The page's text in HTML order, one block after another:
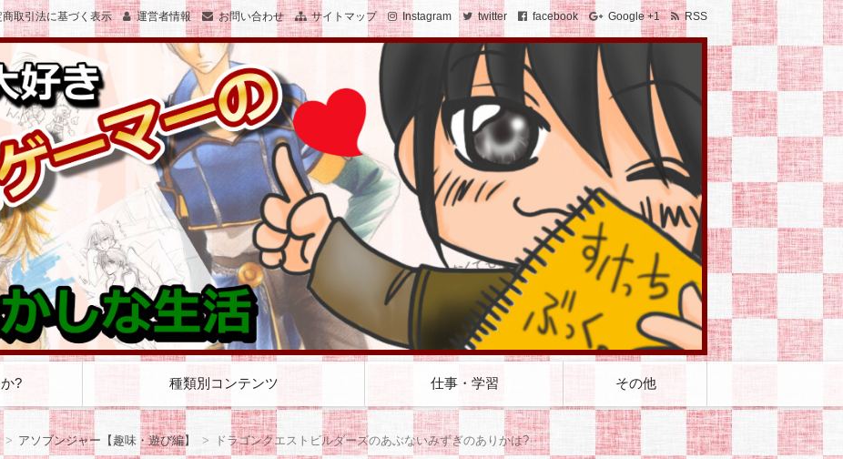
商取引法に基づく表示 運営者情報 お問い合わせ サイトマップ Instagram twitter facebook Google +1 RSS
子でゲーマーのおかしな生活
子のおかしな生活を絵と文で綴ります
?
観察日記【咲月さんち】
観察日記【世間様の様子】
観察日記【ゲーム・遊び】
観察日記【ダイエット編】
観察日記【美容編】
観察日記【健康編】
観察日記【絵日記】
観察日記【職場のゆかいな同僚たち】
の感想等
記や感想等
ョン
種類別コンテンツ
体験戦記各種 体験戦記アイヨウダー【愛用食材・小物】
体験戦記アソンダー【ゲーム・遊び】
体験戦記エヲカイター【お絵かき編】
体験戦記オシリダイジ【便秘・痔】
体験戦記カタヅケター【掃除・片付け編】
体験戦記カッタッター【お買い物編】
体験戦記ケンコウダイイチ【美容・健康】
体験戦記シッパイダー【失敗談等】
体験戦記ゼッショクダー【プチ絶食生活】
体験戦記タノシンダー【行事やイベント編】
体験戦記タベッター【食べ物編】
体験戦記タメシター【お試し編】
体験戦記タメシター【対策・改善】
体験戦記タイヘンジャー【非常時・防災対策】
体験戦記ダイエッター【オートミール編】
体験戦記ダイエッター【ゆるい糖質カット】
体験戦記ダイエッター【人間になりたい編】
体験戦記ダイエッター【低GIチャレンジ】
体験戦記【料理ネタ】
体験戦記ドウガー【動画作成】
体験戦記ノンダー【飲み物編】
体験戦記ノウゼイジャー【ふるさと納税】
体験戦記ヒッコシター【引越し編】
体験戦記料理編 体験戦記ツクッター【その他】
体験戦記ツクッター【リュウジ】
体験戦記ツクッター【りなてぃ】
体験戦記ツクッター【山本ゆり】
解説戦記各種 解説戦隊アソブンジャー【趣味・遊び編】
解説戦隊イキイキジャー【美容・健康編】
解説戦隊イベンター【イベント情報】
解説戦隊エヲカイター【お絵かき編】
解説戦隊カスタマイジャー【カスタマイズ編】
解説戦隊シラベッター【その他疑問】
解説戦隊ツカイカター【使い方編】
解説戦隊タベルンジャー【食べ物編】
解説戦隊デキルンジャー【登録・設定編】
解説戦隊ワカルンジャー【用語編】
解説戦隊ノムンジャー【飲み物編】
企業・お店 企業・お店ーおおむぎ工房
企業・お店ーニトリ
企業・お店ーモラタメ
企業・お店ーユニクロ
企業・お店ーリュリュモール
企業・お店－BASEFOOD
企業・お店－コンビニ各社
企業・お店－シャトレーゼ
企業・お店－タマチャンショップ
企業・お店－ヤフーショッピング
企業・お店－楽天市場
読書感想 読書感想【本に関する情報やお話】
読書感想【その他の本】
読書感想【ライトノベル】
読書感想【コミック】
読書感想【恋愛要素薄めか皆無】
読書感想【現代社会風恋愛もの】
読書感想【異世界転生・転移・召喚】
読書感想【貴族・外国風恋愛もの】
読書感想【BL/女性向/男×男注意
仕事・学習
アフィリエイト講座
WordPress(ワードプレス)
テーマ・テンプレート
SIRIUS(シリウス)関連
BANNERPLUS(バナープラス)関連
無料ブログ
ASP・広告
ウェブサービス・店舗・企業
ソフト・ツール
お得情報やお小遣い稼ぎとか
その他
サイトマップ
プライバシーポリシー
アソブンジャー【趣味・遊び編】 ドラゴンクエストビルダーズのあぶないみずぎのありかは?